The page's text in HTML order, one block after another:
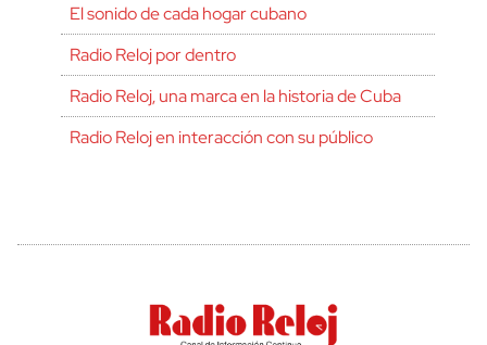
El sonido de cada hogar cubano
Radio Reloj por dentro
Radio Reloj, una marca en la historia de Cuba
Radio Reloj en interacción con su público